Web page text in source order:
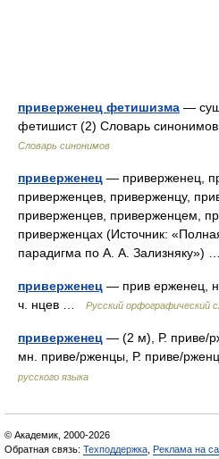
приверженец фетишизма —
фетишист (2) Словарь
Словарь синонимов
приверженец — приверженец,
приверженцев, приверженцу,
приверженцев, приверженцем,
приверженцах (Источник:
парадигма по А. А. Зализняку»)
приверженец — прив ерженец,
ч. нцев …
Русский орфографический
приверженец — (2 м), Р. приве/
мн. приве/рженцы, Р. приве/
русского языка
© Академик, 2000-2026
Обратная связь: Техподдержка Реклама на